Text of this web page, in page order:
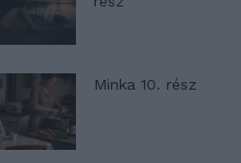
Minka 10. rész